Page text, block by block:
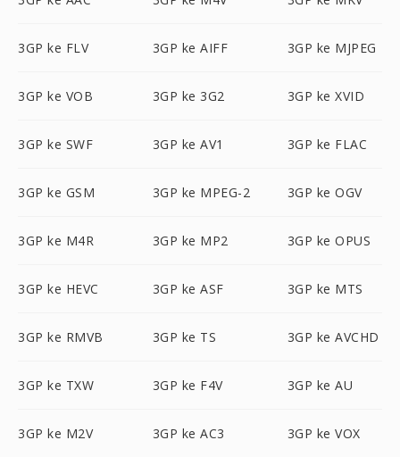
3GP ke FLV 3GP ke AIFF 3GP ke MJPEG
3GP ke VOB 3GP ke 3G2 3GP ke XVID
3GP ke SWF 3GP ke AV1 3GP ke FLAC
3GP ke GSM 3GP ke MPEG-2 3GP ke OGV
3GP ke M4R 3GP ke MP2 3GP ke OPUS
3GP ke HEVC 3GP ke ASF 3GP ke MTS
3GP ke RMVB 3GP ke TS 3GP ke AVCHD
3GP ke TXW 3GP ke F4V 3GP ke AU
3GP ke M2V 3GP ke AC3 3GP ke VOX